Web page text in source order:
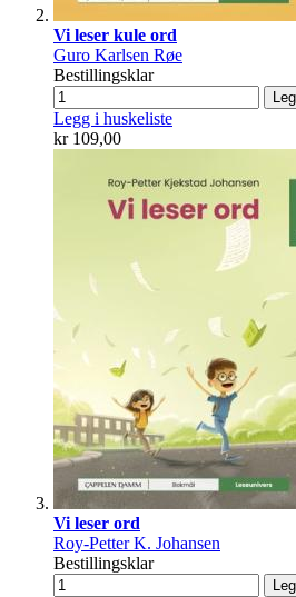
Vi leser kule ord
Guro Karlsen Røe
Bestillingsklar
Legg i huskeliste
kr 109,00
Vi leser ord
Roy-Petter K. Johansen
Bestillingsklar